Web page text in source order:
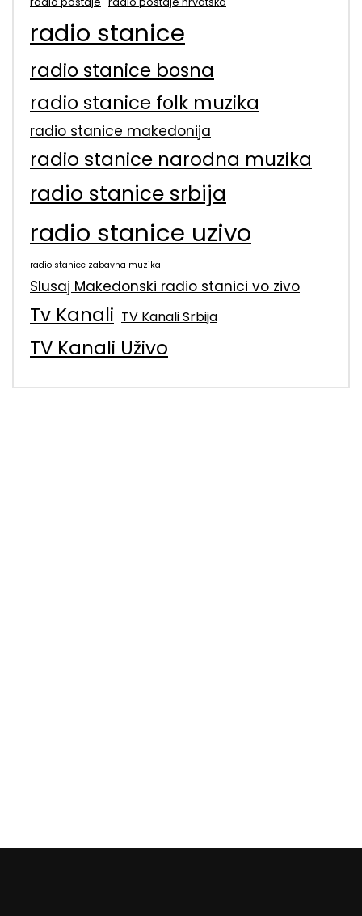
radio stanice
radio stanice bosna
radio stanice folk muzika
radio stanice makedonija
radio stanice narodna muzika
radio stanice srbija
radio stanice uzivo
radio stanice zabavna muzika
Slusaj Makedonski radio stanici vo zivo
Tv Kanali TV Kanali Srbija
TV Kanali Uživo